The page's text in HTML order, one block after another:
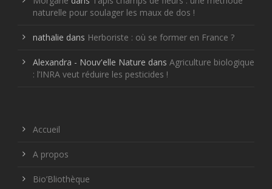
naturelle pour soulager les maux de dos !
nathalie dans Herboriste : où se former en France ?
Alexandra - Nouv'elle Nature dans Agriculture biologique
: l’INRA veut réduire les pesticides !
Accueil
A propos
Bio’Bliothèque